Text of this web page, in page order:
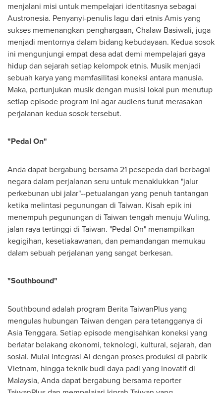
menjalani misi untuk mempelajari identitasnya sebagai
Austronesia. Penyanyi-penulis lagu dari etnis Amis yang
sukses memenangkan penghargaan, Chalaw Basiwali, juga
menjadi mentornya dalam bidang kebudayaan. Kedua sosok
ini mengunjungi empat desa adat demi mempelajari gaya
hidup dan sejarah setiap kelompok etnis. Musik menjadi
sebuah karya yang memfasilitasi koneksi antara manusia.
Maka, pertunjukan musik dengan musisi lokal pun menutup
setiap episode program ini agar audiens turut merasakan
perjalanan kedua sosok tersebut.
"Pedal On"
Anda dapat bergabung bersama 21 pesepeda dari berbagai
negara dalam perjalanan seru untuk menaklukkan "jalur
perkebunan ubi jalar"--petualangan yang penuh tantangan
ketika melintasi pegunungan di Taiwan. Kisah epik ini
menempuh pegunungan di Taiwan tengah menuju Wuling,
jalan raya tertinggi di Taiwan. "Pedal On" menampilkan
kegigihan, kesetiakawanan, dan pemandangan memukau
dalam sebuah perjalanan yang sangat berkesan.
"Southbound"
Southbound adalah program Berita TaiwanPlus yang
mengulas hubungan Taiwan dengan para tetangganya di
Asia Tenggara. Setiap episode mengisahkan koneksi yang
berlatar belakang ekonomi, teknologi, kultural, sejarah, dan
sosial. Mulai integrasi AI dengan proses produksi di pabrik
Vietnam, hingga teknik budi daya padi yang inovatif di
Malaysia, Anda dapat bergabung bersama reporter